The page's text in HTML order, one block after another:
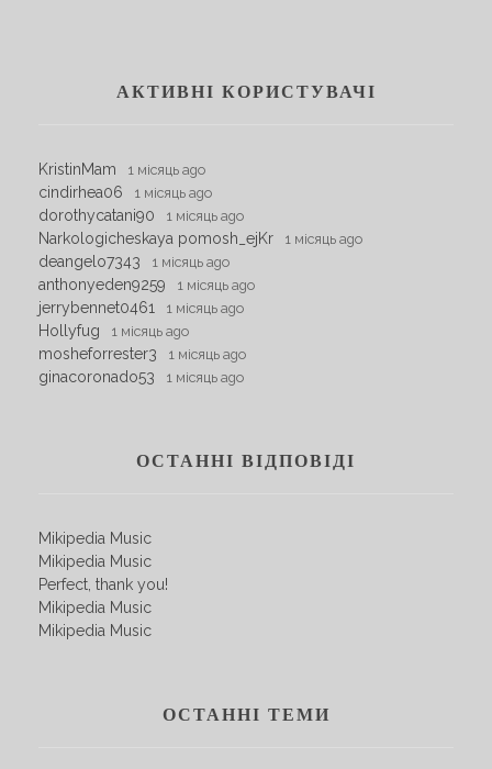
АКТИВНІ КОРИСТУВАЧІ
KristinMam 1 місяць ago
cindirhea06 1 місяць ago
dorothycatani90 1 місяць ago
Narkologicheskaya pomosh_ejKr 1 місяць ago
deangelo7343 1 місяць ago
anthonyeden9259 1 місяць ago
jerrybennet0461 1 місяць ago
Hollyfug 1 місяць ago
mosheforrester3 1 місяць ago
ginacoronado53 1 місяць ago
ОСТАННІ ВІДПОВІДІ
Mikipedia Music
Mikipedia Music
Perfect, thank you!
Mikipedia Music
Mikipedia Music
ОСТАННІ ТЕМИ